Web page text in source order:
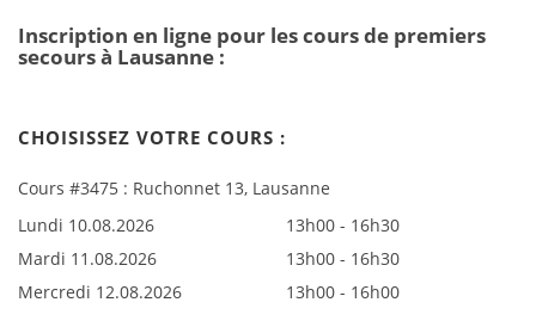
Inscription en ligne pour les cours de premiers
secours à Lausanne :
CHOISISSEZ VOTRE COURS :
Cours #3475 : Ruchonnet 13, Lausanne
Lundi 10.08.2026
13h00 - 16h30
Mardi 11.08.2026
13h00 - 16h30
Mercredi 12.08.2026
13h00 - 16h00